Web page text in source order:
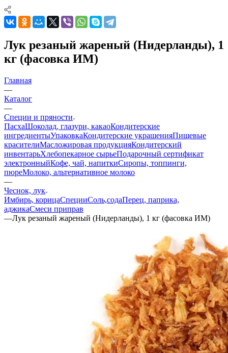
Лук резаный жареный (Нидерланды), 1
кг (фасовка ИМ)
Главная
—
Каталог
—
Специи и пряности
ПасхаШоколад, глазури, какаоКондитерские
ингредиентыУпаковкаКондитерские украшенияПищевые
красителиМасложировая продукцияКондитерский
инвентарьХлебопекарное сырьеПодарочный сертификат
электронныйКофе, чай, напиткиСиропы, топпинги,
пюреМолоко, альтернативное молоко
—
Чеснок, лук
Имбирь, корицаСпецииСоль,содаПерец, паприка,
аджикаСмеси приправ
—Лук резаный жареный (Нидерланды), 1 кг (фасовка ИМ)